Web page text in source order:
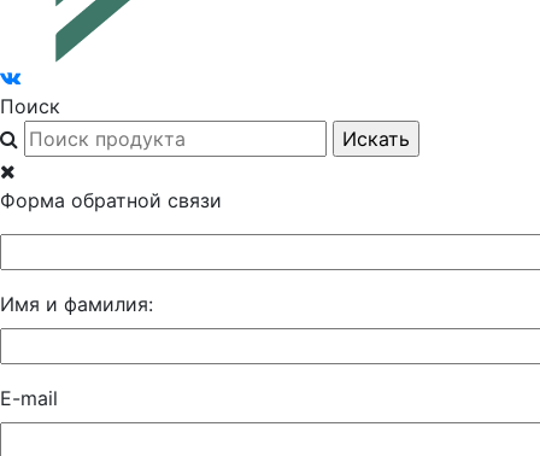
Поиск
Форма обратной связи
Имя и фамилия:
E-mail